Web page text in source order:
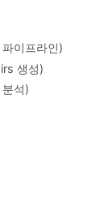
이프라인)
생성)
석)